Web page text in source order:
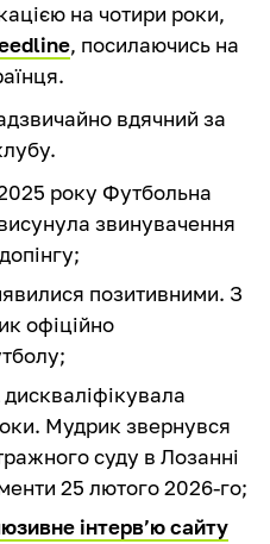
на чотири роки,
, посилаючись на
вдячний за
року Футбольна
висунула звинувачення
позитивними. З
офіційно
дискваліфікувала
Мудрик звернувся
суду в Лозанні
25 лютого 2026-го;
інтерв’ю сайту